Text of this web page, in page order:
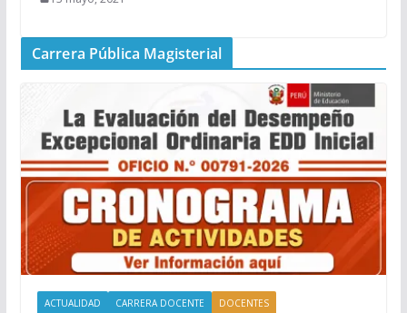
Carrera Pública Magisterial
ACTUALIDAD CARRERA DOCENTE
DOCENTES